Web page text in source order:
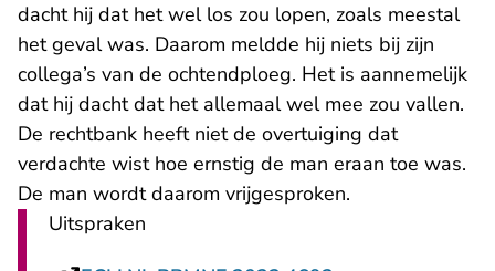
dacht hij dat het wel los zou lopen, zoals meestal
het geval was. Daarom meldde hij niets bij zijn
collega’s van de ochtendploeg. Het is aannemelijk
dat hij dacht dat het allemaal wel mee zou vallen.
De rechtbank heeft niet de overtuiging dat
verdachte wist hoe ernstig de man eraan toe was.
De man wordt daarom vrijgesproken.
Uitspraken